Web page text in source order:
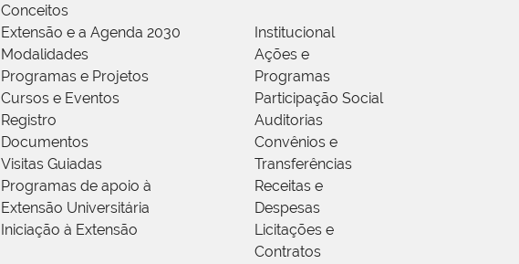
Conceitos
Extensão e a Agenda 2030
Modalidades
Programas e Projetos
Cursos e Eventos
Registro
Documentos
Visitas Guiadas
Programas de apoio à
Extensão Universitária
Iniciação à Extensão
Institucional
Ações e
Programas
Participação Social
Auditorias
Convênios e
Transferências
Receitas e
Despesas
Licitações e
Contratos